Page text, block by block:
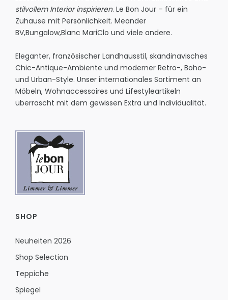
stilvollem Interior inspirieren. Le Bon Jour – für ein
Zuhause mit Persönlichkeit. Meander
BV,Bungalow,Blanc MariClo und viele andere.
Eleganter, französischer Landhausstil, skandinavisches
Chic-Antique-Ambiente und moderner Retro-, Boho-
und Urban-Style. Unser internationales Sortiment an
Möbeln, Wohnaccessoires und Lifestyleartikeln
überrascht mit dem gewissen Extra und Individualität.
SHOP
Neuheiten 2026
Shop Selection
Teppiche
Spiegel